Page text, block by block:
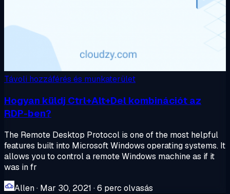
Távoli hozzáférés és munkaterület
Hogyan küldj Ctrl+Alt+Del kombinációt az
RDP-ben?
The Remote Desktop Protocol is one of the most helpful
features built into Microsoft Windows operating systems. It
allows you to control a remote Windows machine as if it
was in fr
Allen· Mar 30, 2021 ·6 perc olvasás